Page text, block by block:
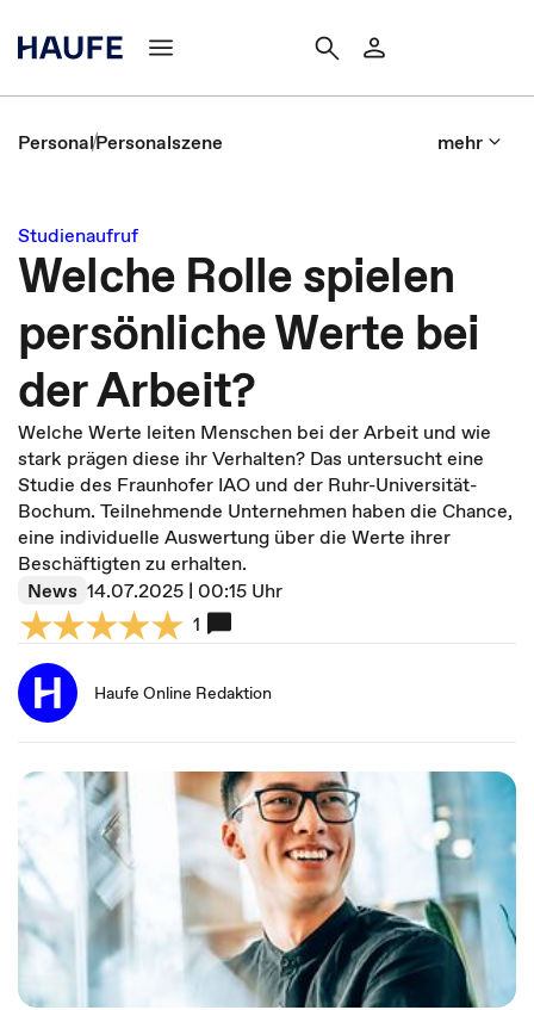
PersonalPersonalszene mehr
Studienaufruf
Welche Rolle spielen
persönliche Werte bei
der Arbeit?
Welche Werte leiten Menschen bei der Arbeit und wie
stark prägen diese ihr Verhalten? Das untersucht eine
Studie des Fraunhofer IAO und der Ruhr-Universität-
Bochum. Teilnehmende Unternehmen haben die Chance,
eine individuelle Auswertung über die Werte ihrer
Beschäftigten zu erhalten.
News 14.07.2025 | 00:15 Uhr
1
Haufe Online Redaktion